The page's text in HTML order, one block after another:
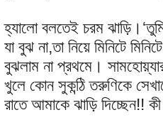
হ্যালো বলতেই চরম
যা বুঝ না,তা নিয়ে মিনিটে
বুঝলাম না প্রথমে।
খুলে কোন সুকন্ঠি তরুণিকে
রাতে আমাকে ঝাড়ি দিচ্ছেন!!